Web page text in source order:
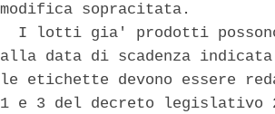
modifica sopracitata.
I lotti gia' prodotti
alla data di scadenza
le etichette devono essere
1 e 3 del decreto